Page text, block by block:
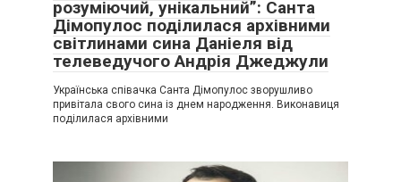
розуміючий, унікальний”: Санта
Дімопулос поділилася архівними
світлинами сина Даніеля від
телеведучого Андрія Джеджули
Українська співачка Санта Дімопулос зворушливо
привітала свого сина із днем народження. Виконавиця
поділилася архівними